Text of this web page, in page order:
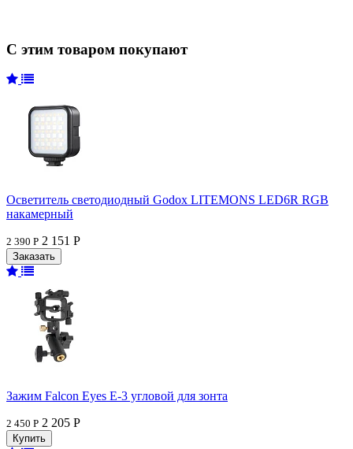
С этим товаром покупают
Осветитель светодиодный Godox LITEMONS LED6R RGB
накамерный
2 390 Р 2 151 Р
Зажим Falcon Eyes E-3 угловой для зонта
2 450 Р 2 205 Р